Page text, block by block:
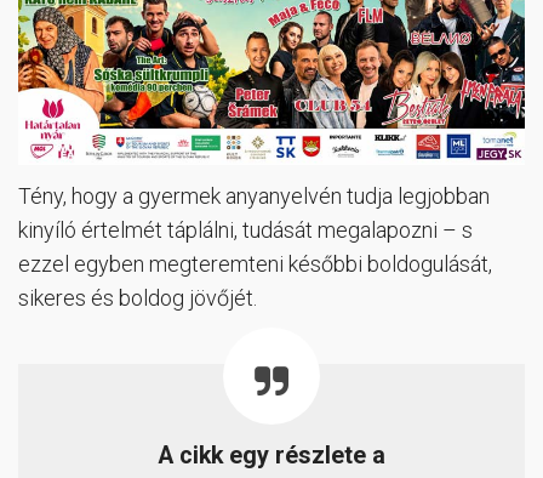
Tény, hogy a gyermek anyanyelvén tudja legjobban
kinyíló értelmét táplálni, tudását megalapozni – s
ezzel egyben megteremteni későbbi boldogulását,
sikeres és boldog jövőjét.
A cikk egy részlete a